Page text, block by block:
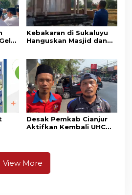
Kebakaran di Sukaluyu
Hanguskan Masjid dan
Desak Pemkab Cianjur
Aktifkan Kembali UHC
View More